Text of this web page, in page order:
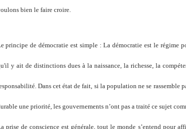
bien le faire croire.
principe de démocratie est simple : La démocratie est le régime
y ait de distinctions dues à la naissance, la richesse, la
Dans cet état de fait, si la population ne se rassemble
une priorité, les gouvernements n’ont pas a traité ce sujet
prise de conscience est générale, tout le monde s’entend pour